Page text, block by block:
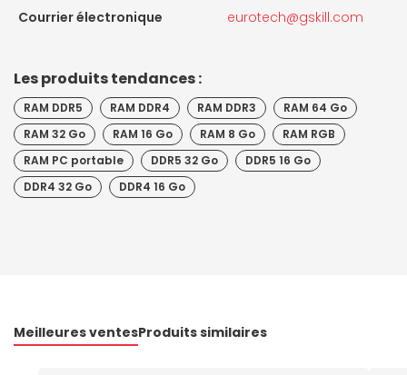
Courrier électronique
eurotech@gskill.com
Les produits tendances :
RAM DDR5 RAM DDR4 RAM DDR3
RAM 64 Go
RAM 32 Go
RAM 16 Go RAM 8 Go
RAM RGB
RAM PC portable
DDR5 32 Go
DDR5 16 Go
DDR4 32 Go
DDR4 16 Go
Meilleures ventesProduits similaires